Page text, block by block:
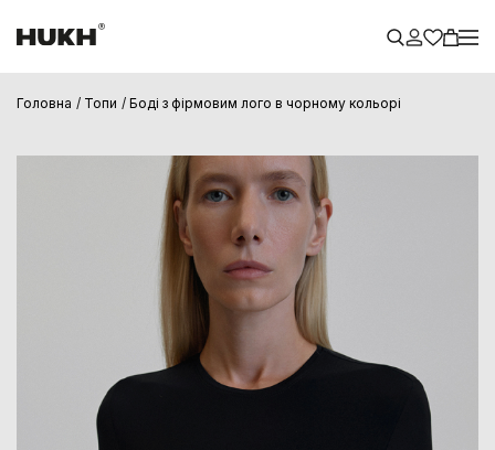
Головна Топи Боді з фірмовим лого в чорному кольорі